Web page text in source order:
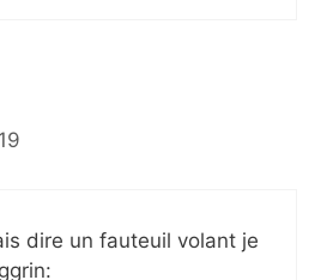
dire un fauteuil volant je